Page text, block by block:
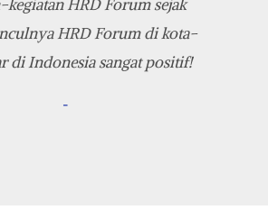
kegiatan HRD Forum sejak
HRD Forum di kota-
di Indonesia sangat positif!
-